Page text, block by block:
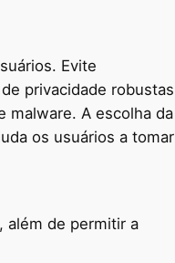
Evite
privacidade robustas
malware. A escolha da
os usuários a tomar
além de permitir a